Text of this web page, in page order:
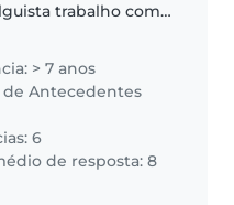
trabalho com
experiência
com gêmeos. Fique
chamar e
> 7 anos
de Antecedentes
6
de resposta: 8